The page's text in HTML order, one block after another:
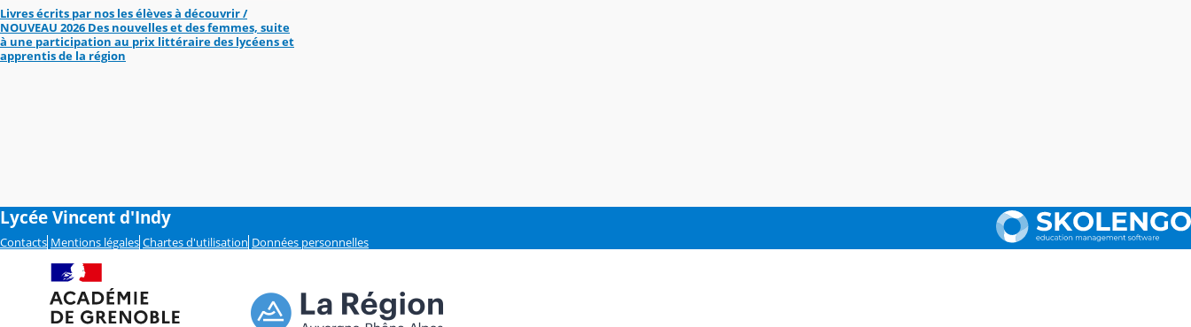
Livres écrits par nos les élèves à découvrir /
NOUVEAU 2026 Des nouvelles et des femmes, suite
à une participation au prix littéraire des lycéens et
apprentis de la région
Lycée Vincent d'Indy
Contacts Mentions légales Chartes d'utilisation Données personnelles